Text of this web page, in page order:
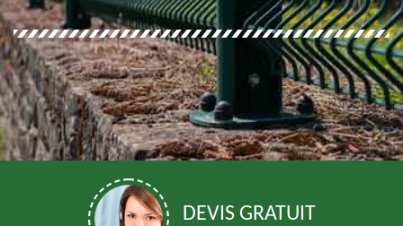
DEVIS GRATUIT